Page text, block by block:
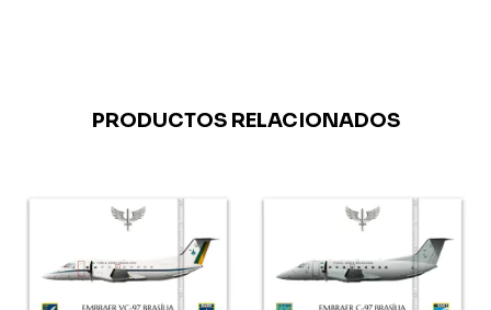
PRODUCTOS RELACIONADOS